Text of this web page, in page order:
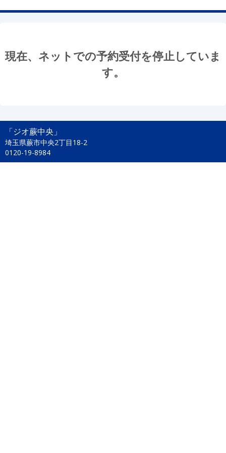
現在、ネットでの予約受付を停止していま
す。
「ジオ蕨中央」
埼玉県蕨市中央2丁目18-2
0120-19-8984